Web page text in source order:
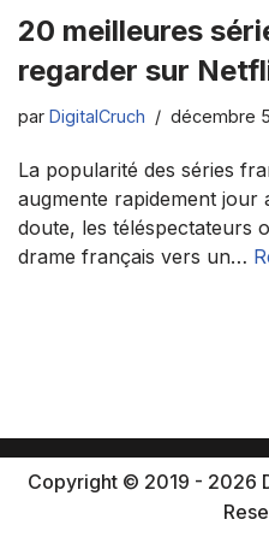
20 meilleures
regarder sur
par DigitalCruch décembre
La popularité des séries
augmente rapidement jour
doute, les téléspectateurs
drame français vers un…
Copyright © 2019 - 2026